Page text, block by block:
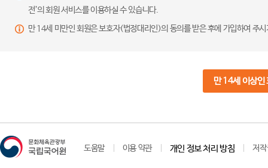
전’의 회원 서비스를 이용하실 수 있습니다.
만 14세 미만인 회원은 보호자(법정대리인)의 동의를 받은 후에 가입하여 주
만 14세 이상인
도움말 이용 약관 개인 정보 처리 방침 저